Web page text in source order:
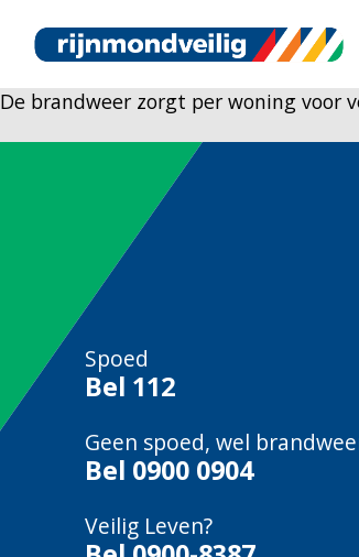
De brandweer zorgt per woning voor
Spoed
Bel 112
Geen spoed, wel
Bel 0900 0904
Veilig Leven?